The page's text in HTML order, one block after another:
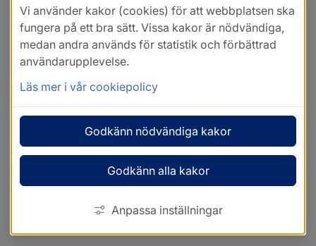
Vi använder kakor (cookies) för att webbplatsen ska
fungera på ett bra sätt. Vissa kakor är nödvändiga,
medan andra används för statistik och förbättrad
användarupplevelse.
Läs mer i vår cookiepolicy
Godkänn nödvändiga kakor
Godkänn alla kakor
Anpassa inställningar